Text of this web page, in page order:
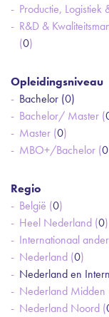
Productie, Logistiek
R&D &
(0)
Opleidingsniveau
Bachelor (0)
Bachelor/ Master (
Master (0)
MBO+/Bachelor (0
Regio
België (0)
Heel Nederland (0)
Internationaal
Nederland (0)
Nederland en
Nederland Midden
Nederland Noord (